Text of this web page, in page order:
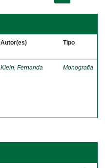
Autor(es) Tipo
Klein, Fernanda Monografia